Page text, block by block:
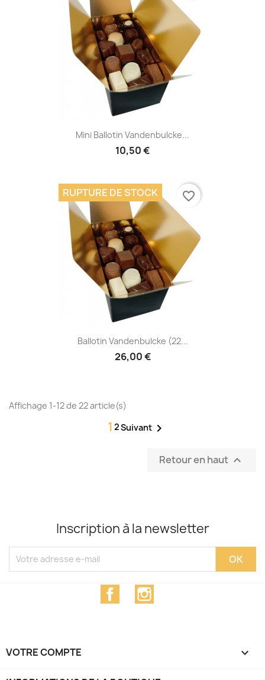
Mini Ballotin Vandenbulcke...
10,50 €
Ballotin Vandenbulcke (22...
26,00 €
RUPTURE DE STOCK favorite_border
Affichage 1-12 de 22 article(s)
1 2Suivant 
Retour en haut 
Inscription à la newsletter
Facebook
VOTRE COMPTE 